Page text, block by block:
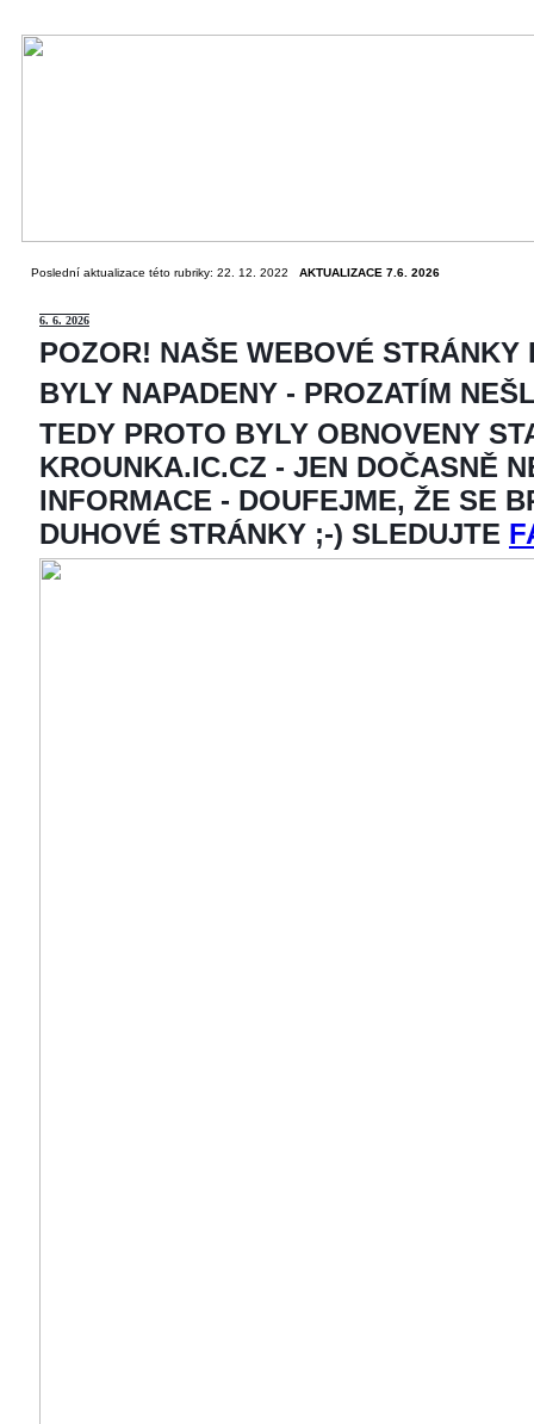
Poslední aktualizace této rubriky: 22. 12. 2022 AKTUALIZACE 7.6. 2026
6. 6. 2026
POZOR! NAŠE WEBOVÉ STRÁNKY
BYLY NAPADENY - PROZATÍM
TEDY PROTO BYLY OBNOVENY
KROUNKA.IC.CZ - JEN DOČASNĚ
INFORMACE - DOUFEJME, ŽE SE
DUHOVÉ STRÁNKY ;-) SLEDUJTE